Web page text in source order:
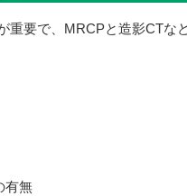
重要で、MRCPと造影CT
有無